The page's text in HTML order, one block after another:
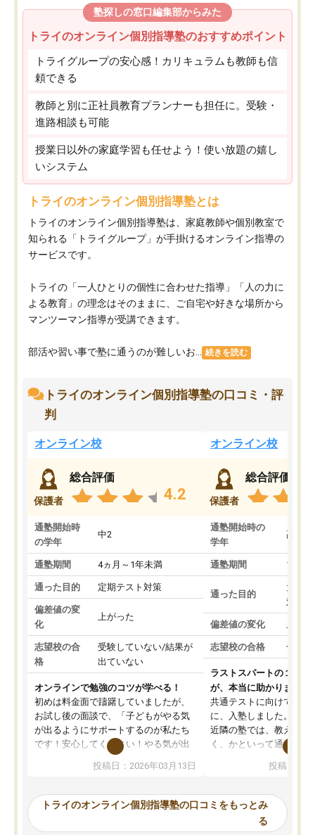
塾探しの窓口編集部からみた
トライのオンライン個別指導塾のおすすめポイント
トライグループの安心感！カリキュラムも教師も信
頼できる
教師と別に正社員教育プランナーも担任に。受験・
進路相談も可能
授業日以外の家庭学習も任せよう！使い放題の嬉し
いシステム
トライのオンライン個別指導塾とは
トライのオンライン個別指導塾は、家庭教師や個別教室で
知られる「トライグループ」が手掛けるオンライン指導の
サービスです。
トライの「一人ひとりの個性に合わせた指導」「人の力に
よる教育」の理念はそのままに、ご自宅や好きな場所から
マンツーマン指導が受講できます。
部活や習い事で塾に通うのが難しいお... 続きを読む
トライのオンライン個別指導塾の口コミ・評
判
オンライン校
保護者
総合評価
4.2
通塾開始時
の学年
中2
通塾期間 4ヵ月～1年未満
通った目的 定期テスト対策
偏差値の変
化
上がった
志望校の合
格
受験していない/結果が
出ていない
オンラインで勉強のコツが学べる！
初めは料金面で躊躇していましたが、
お試し後の面談で、「子どもがやる気
が出るようにサポートするのが私たち
です！安心してください！やる気が出
ないのは私たち講師の責任です」と言
ってくださり、確かに！と考えて、思
ったんですが、学生の先生から学ぶこ
み、徐々に成績が上がったらいいなと
投稿日：2026年03月13日
オンライン校
保護者
総合評価
通塾開始時の
学年
高3
通塾期間 1～3
通った目的
大学
対策
偏差値の変化 上が
志望校の合格 合格
ラストスパートの１か月
が、本当に助かりました
共通テストに向けての追
に、入塾しました。田舎
近隣の塾では、教えても
く、かといって通うには
可能なので本当に助か
らないところをピンポイ
頂いて、とてもわかり
していました。一生を
投稿日：
トライのオンライン個別指導塾の口コミをもっとみ
る